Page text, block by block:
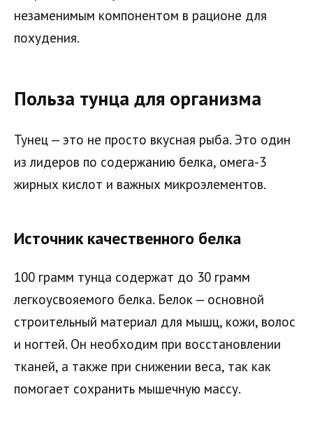
незаменимым компонентом в рационе для
похудения.
Польза тунца для организма
Тунец — это не просто вкусная рыба. Это один
из лидеров по содержанию белка, омега-3
жирных кислот и важных микроэлементов.
Источник качественного белка
100 грамм тунца содержат до 30 грамм
легкоусвояемого белка. Белок — основной
строительный материал для мышц, кожи, волос
и ногтей. Он необходим при восстановлении
тканей, а также при снижении веса, так как
помогает сохранить мышечную массу.